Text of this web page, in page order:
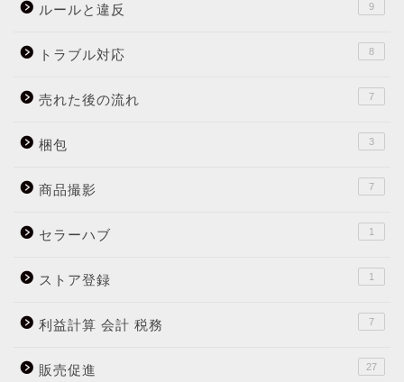
ルールと違反 9
トラブル対応 8
売れた後の流れ 7
梱包 3
商品撮影 7
セラーハブ 1
ストア登録 1
利益計算 会計 税務 7
販売促進 27